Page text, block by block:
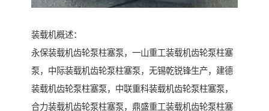
装载机概述：
永保装载机齿轮泵柱塞泵，一山重工装载机齿轮泵柱塞
泵，中际装载机齿轮泵柱塞泵，无锡乾锐锋生产，建德
装载机齿轮泵柱塞泵，中联重科装载机齿轮泵柱塞泵，
合力装载机齿轮泵柱塞泵，鼎盛重工装载机齿轮泵柱塞